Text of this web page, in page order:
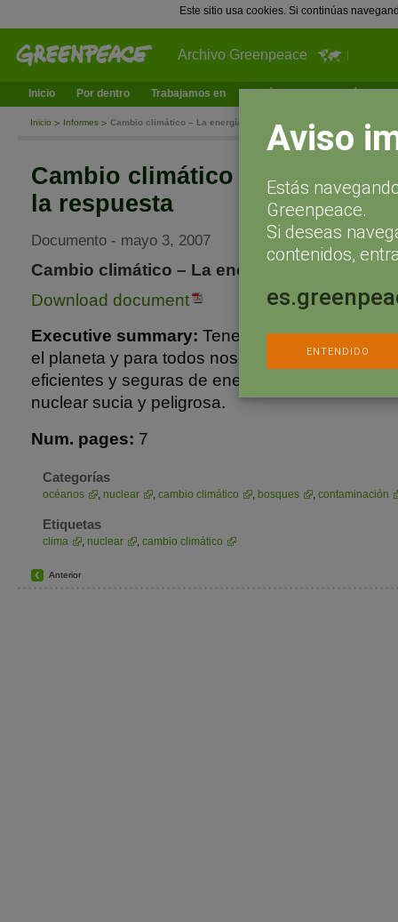
Este sitio usa cookies. Si continúas
Archivo Greenpeace
Inicio Por dentro Trabajamos en ¿Qué puedes hacer tú?
Inicio Informes Cambio climático – La energía nuclear no es la respuesta
Cambio climático – La energía
la respuesta
Documento - mayo 3, 2007
Cambio climático – La energía nuclear no
Download document
Executive summary: Tenemos que tomar la
el planeta y para todos nosotros.Debemos
eficientes y seguras de energía renovable en
nuclear sucia y peligrosa.
Num. pages: 7
Categorías
océanos , nuclear , cambio climático , bosques , contaminación
Etiquetas
clima , nuclear , cambio climático
Anterior
Aviso
Estás
Greenpeace.
Si deseas
contenidos,
ENTENDIDO